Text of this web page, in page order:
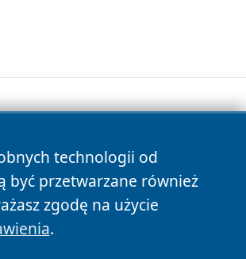
technologii od
być przetwarzane również
zgodę na użycie
.